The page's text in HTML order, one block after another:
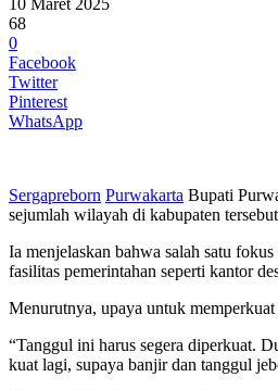
68
0
Facebook
Twitter
Pinterest
WhatsApp
Sergapreborn Purwakarta Bupati
sejumlah wilayah di kabupaten
Ia menjelaskan bahwa salah satu
fasilitas pemerintahan seperti kantor
Menurutnya, upaya untuk
“Tanggul ini harus segera diperkuat.
kuat lagi, supaya banjir dan tanggul